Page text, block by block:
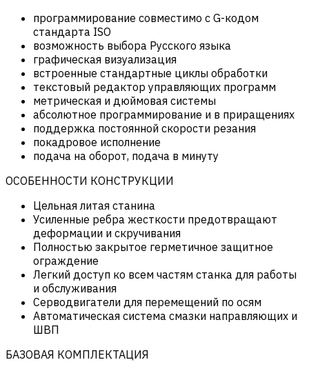
программирование совместимо с G-кодом
стандарта ISO
возможность выбора Русского языка
графическая визуализация
встроенные стандартные циклы обработки
текстовый редактор управляющих программ
метрическая и дюймовая системы
абсолютное программирование и в приращениях
поддержка постоянной скорости резания
покадровое исполнение
подача на оборот, подача в минуту
ОСОБЕННОСТИ КОНСТРУКЦИИ
Цельная литая станина
Усиленные ребра жесткости предотвращают
деформации и скручивания
Полностью закрытое герметичное защитное
ограждение
Легкий доступ ко всем частям станка для работы
и обслуживания
Серводвигатели для перемещений по осям
Автоматическая система смазки направляющих и
ШВП
БАЗОВАЯ КОМПЛЕКТАЦИЯ